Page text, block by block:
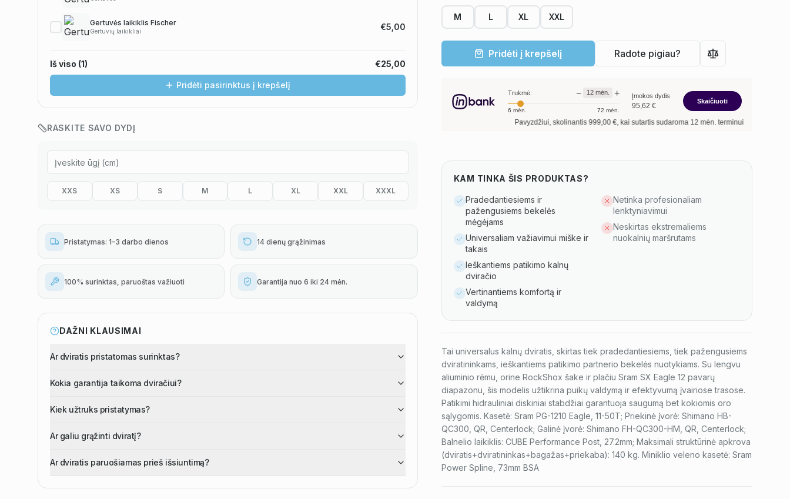
Gertuvės laikiklis Fischer
Gertuvių laikikliai €5,00
Iš viso (1) €25,00
Pridėti pasirinktus į krepšelį
RASKITE SAVO DYDĮ
XXS XS S M L XL XXL XXXL
Pristatymas: 1–3 darbo dienos 14 dienų grąžinimas
100% surinktas, paruoštas važiuoti Garantija nuo 6 iki 24 mėn.
DAŽNI KLAUSIMAI
Ar dviratis pristatomas surinktas?
Kokia garantija taikoma dviračiui?
Kiek užtruks pristatymas?
Ar galiu grąžinti dviratį?
Ar dviratis paruošiamas prieš išsiuntimą?
M L XL XXL
Pridėti į krepšelį Radote pigiau?
Trukmė: − 12mėn. +
6 mėn. 72 mėn.
Įmokos dydis
95,62 €
Skaičiuoti
Pavyzdžiui, skolinantis999,00€, kai sutartis sudaroma12mėn. terminui, metinė palūkanų norma
KAM TINKA ŠIS PRODUKTAS?
Pradedantiesiems ir
pažengusiems bekelės
mėgėjams
Universaliam važiavimui miške ir
takais
Ieškantiems patikimo kalnų
dviračio
Vertinantiems komfortą ir
valdymą
Netinka profesionaliam
lenktyniavimui
Neskirtas ekstremaliems
nuokalnių maršrutams
Tai universalus kalnų dviratis, skirtas tiek pradedantiesiems, tiek pažengusiems
dviratininkams, ieškantiems patikimo partnerio bekelės nuotykiams. Su lengvu
aliuminio rėmu, orine RockShox šake ir plačiu Sram SX Eagle 12 pavarų
diapazonu, šis modelis užtikrina puikų valdymą ir efektyvumą įvairiose trasose.
Patikimi hidrauliniai diskiniai stabdžiai garantuoja saugumą bet kokiomis oro
sąlygomis. Kasetė: Sram PG-1210 Eagle, 11-50T; Priekinė įvorė: Shimano HB-
QC300, QR, Centerlock; Galinė įvorė: Shimano FH-QC300-HM, QR, Centerlock;
Balnelio laikiklis: CUBE Performance Post, 27.2mm; Maksimali struktūrinė apkrova
(dviratis+dviratininkas+bagažas+priekaba): 140 kg. Miniklio veleno kasetė: Sram
Power Spline, 73mm BSA